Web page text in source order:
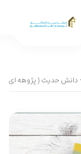
دانش حديث ( پژوهه ای